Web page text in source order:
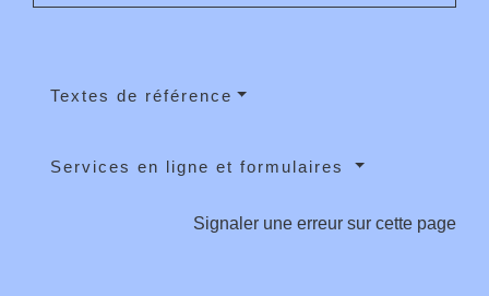
Textes de référence
Services en ligne et formulaires
Signaler une erreur sur cette page